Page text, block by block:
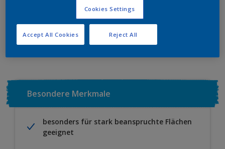
Zu Projekt hinzufügen EINEN HÄNDLER FINDEN
Besondere Merkmale
besonders für stark beanspruchte Flächen
geeignet
Cookies Settings
Reject All
Accept All Cookies